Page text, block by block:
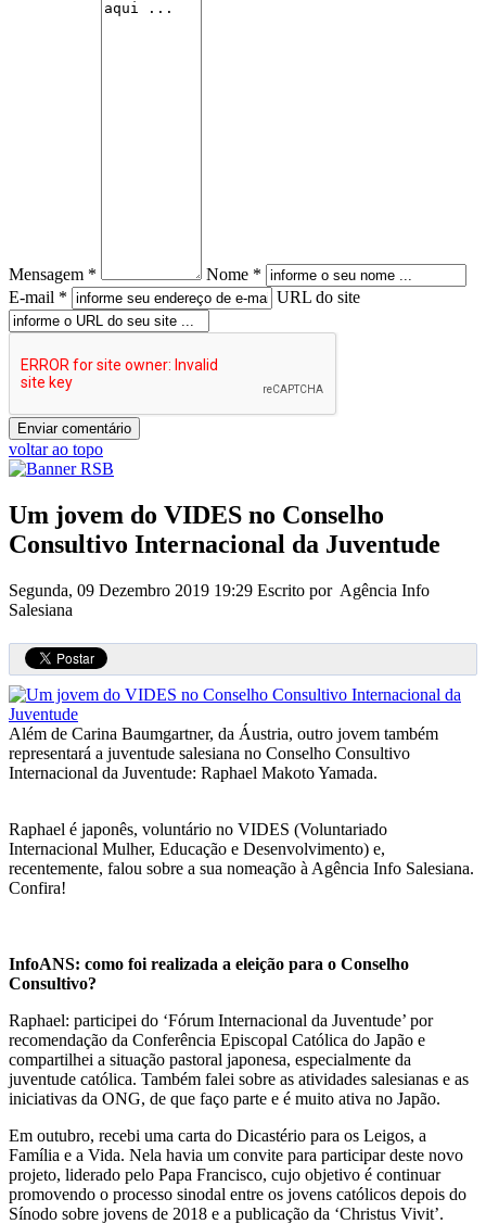
Mensagem *
Nome *
E-mail *
URL do site
voltar ao topo
Um jovem do VIDES no Conselho
Consultivo Internacional da Juventude
Segunda, 09 Dezembro 2019 19:29 Escrito por Agência Info
Salesiana
Além de Carina Baumgartner, da Áustria, outro jovem também
representará a juventude salesiana no Conselho Consultivo
Internacional da Juventude: Raphael Makoto Yamada.
Raphael é japonês, voluntário no VIDES (Voluntariado
Internacional Mulher, Educação e Desenvolvimento) e,
recentemente, falou sobre a sua nomeação à Agência Info Salesiana.
Confira!
InfoANS: como foi realizada a eleição para o Conselho
Consultivo?
Raphael: participei do ‘Fórum Internacional da Juventude’ por
recomendação da Conferência Episcopal Católica do Japão e
compartilhei a situação pastoral japonesa, especialmente da
juventude católica. Também falei sobre as atividades salesianas e as
iniciativas da ONG, de que faço parte e é muito ativa no Japão.
Em outubro, recebi uma carta do Dicastério para os Leigos, a
Família e a Vida. Nela havia um convite para participar deste novo
projeto, liderado pelo Papa Francisco, cujo objetivo é continuar
promovendo o processo sinodal entre os jovens católicos depois do
Sínodo sobre jovens de 2018 e a publicação da ‘Christus Vivit’.